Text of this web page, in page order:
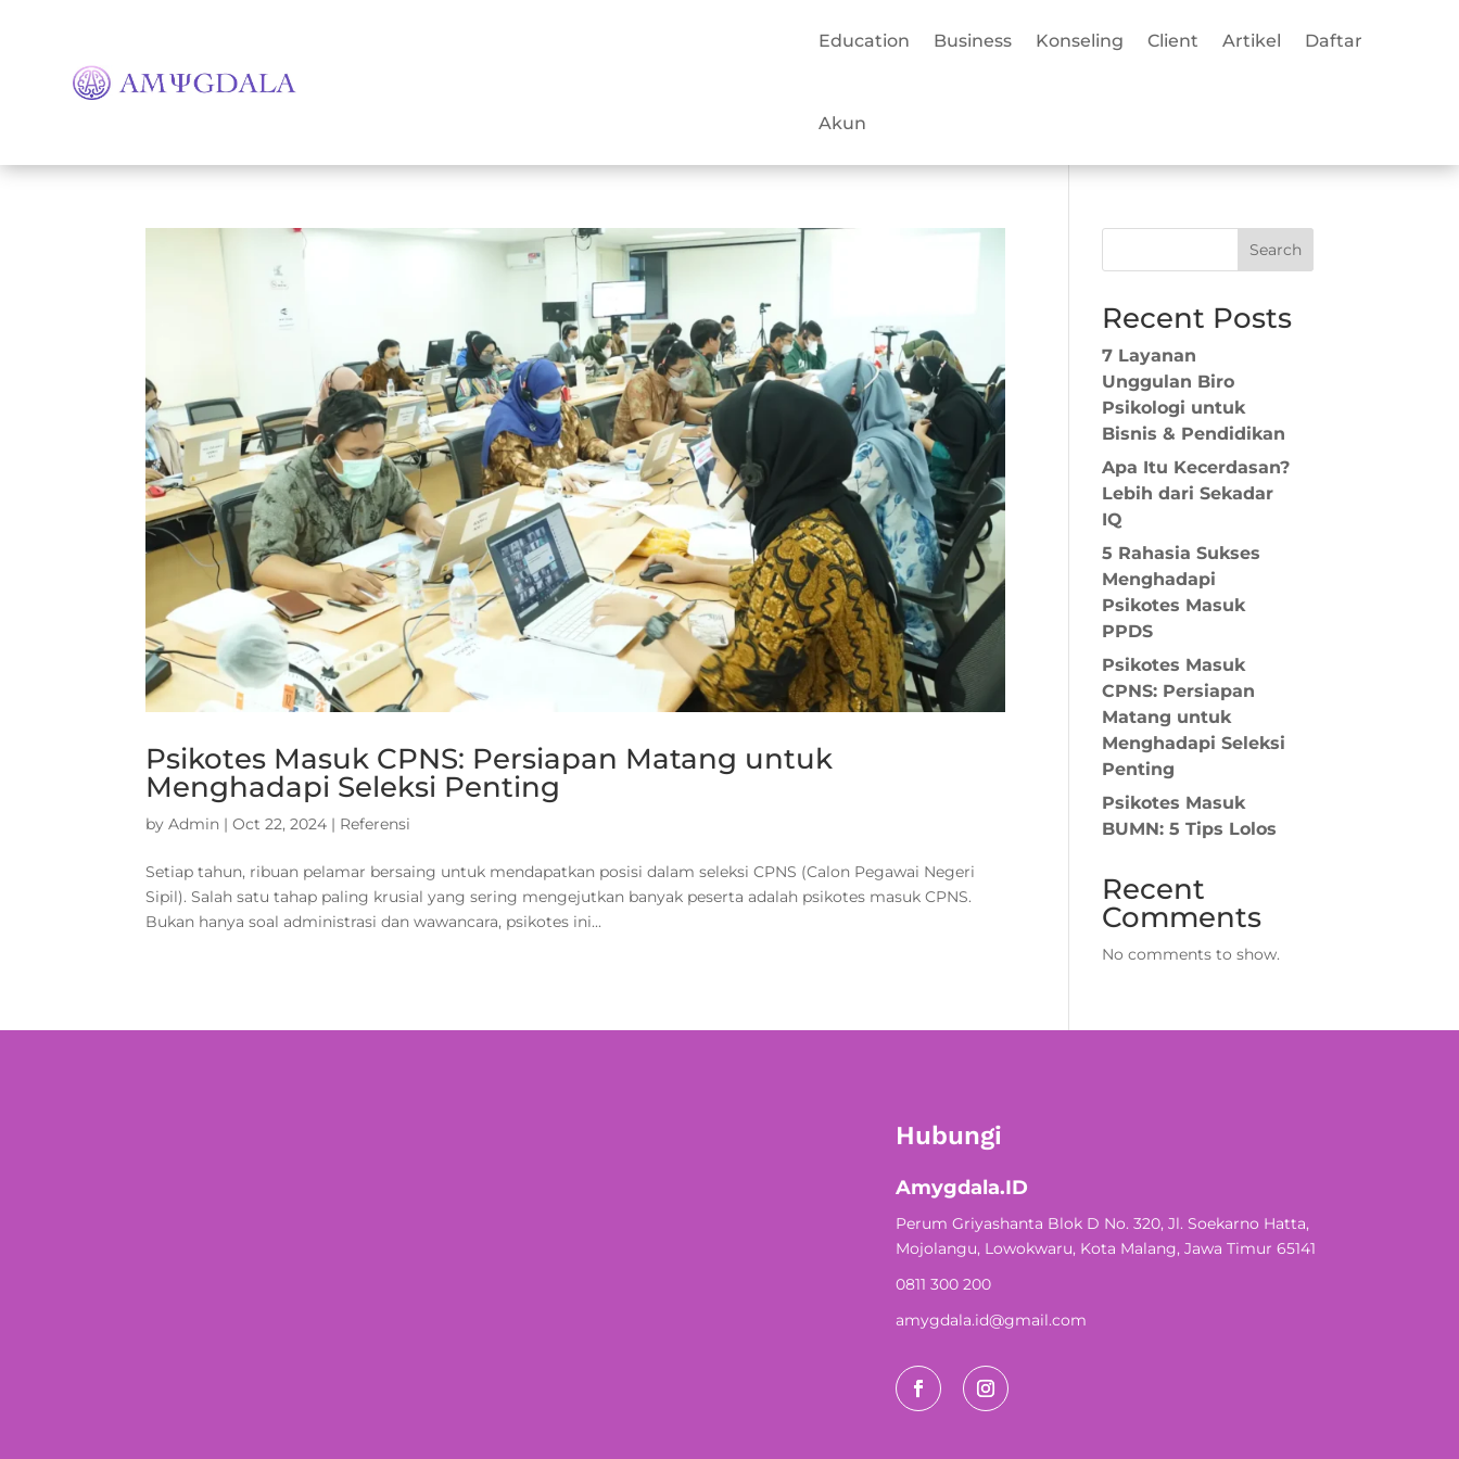
Education Business Konseling Client Artikel Daftar
Akun
Psikotes Masuk CPNS: Persiapan Matang untuk
Menghadapi Seleksi Penting
byAdmin |Oct 22, 2024 | Referensi
Setiap tahun, ribuan pelamar bersaing untuk mendapatkan posisi dalam seleksi CPNS (Calon Pegawai Negeri
Sipil). Salah satu tahap paling krusial yang sering mengejutkan banyak peserta adalah psikotes masuk CPNS.
Bukan hanya soal administrasi dan wawancara, psikotes ini...
Search
Recent Posts
7 Layanan
Unggulan Biro
Psikologi untuk
Bisnis & Pendidikan
Apa Itu Kecerdasan?
Lebih dari Sekadar
IQ
5 Rahasia Sukses
Menghadapi
Psikotes Masuk
PPDS
Psikotes Masuk
CPNS: Persiapan
Matang untuk
Menghadapi Seleksi
Penting
Psikotes Masuk
BUMN: 5 Tips Lolos
Recent
Comments
No comments to show.
Hubungi
Amygdala.ID
Perum Griyashanta Blok D No. 320, Jl. Soekarno Hatta,
Mojolangu, Lowokwaru, Kota Malang, Jawa Timur 65141
0811 300 200
amygdala.id@gmail.com